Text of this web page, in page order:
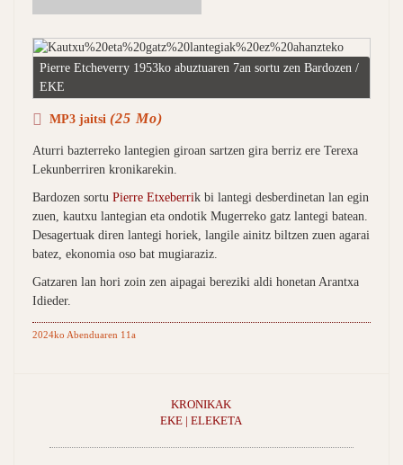
Pierre Etcheverry 1953ko abuztuaren 7an sortu zen Bardozen /
EKE
MP3 jaitsi (25 Mo)
Aturri bazterreko lantegien giroan sartzen gira berriz ere Terexa
Lekunberriren kronikarekin.
Bardozen sortu Pierre Etxeberrik bi lantegi desberdinetan lan egin
zuen, kautxu lantegian eta ondotik Mugerreko gatz lantegi batean.
Desagertuak diren lantegi horiek, langile ainitz biltzen zuen agarai
batez, ekonomia oso bat mugiaraziz.
Gatzaren lan hori zoin zen aipagai bereziki aldi honetan Arantxa
Idieder.
2024ko Abenduaren 11a
KRONIKAK
EKE | ELEKETA